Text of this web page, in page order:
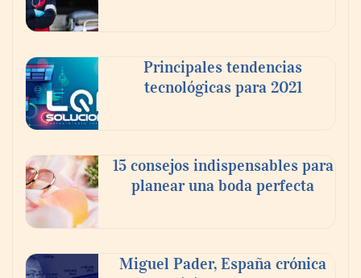
¿Vender tu piso por tu cuenta o con
inmobiliaria? Lo que nadie te cuenta sobre
Principales tendencias
tecnológicas para 2021
15 consejos indispensables para
planear una boda perfecta
Miguel Pader, España crónica